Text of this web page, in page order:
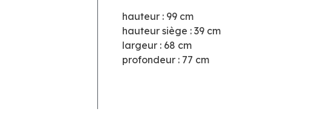
hauteur : 99 cm
hauteur siège : 39 cm
largeur : 68 cm
profondeur : 77 cm